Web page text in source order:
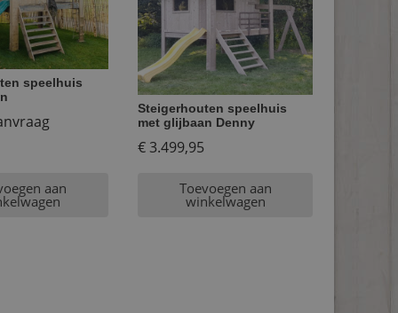
speelhuis
aan
Steigerhouten speelhuis
met glijbaan Denny
€3.499,95
Toevoegen aan
winkelwagen